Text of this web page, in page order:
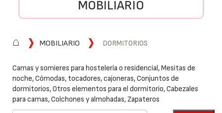
MOBILIARIO
⌂ MOBILIARIO DORMITORIOS
Camas y somieres para hostelería o residencial, Mesitas de
noche, Cómodas, tocadores, cajoneras, Conjuntos de
dormitorios, Otros elementos para el dormitorio, Cabezales
para camas, Colchones y almohadas, Zapateros